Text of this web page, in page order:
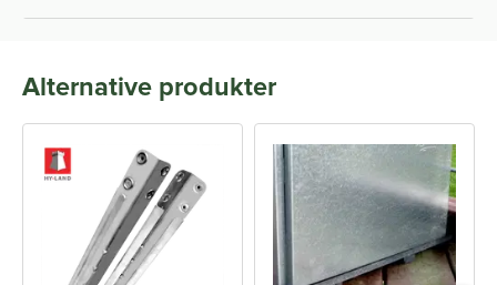
Alternative produkter